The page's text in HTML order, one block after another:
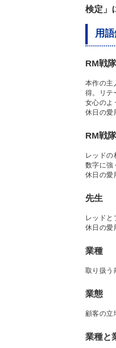
検定」
用
RM戦
本作の主
得。リテ
女心のよ
休日の愛
RM戦
レッド
数字に強
休日の愛
先生
レッドと
休日の愛
業種
取り扱う
業態
顧客の立
業種と